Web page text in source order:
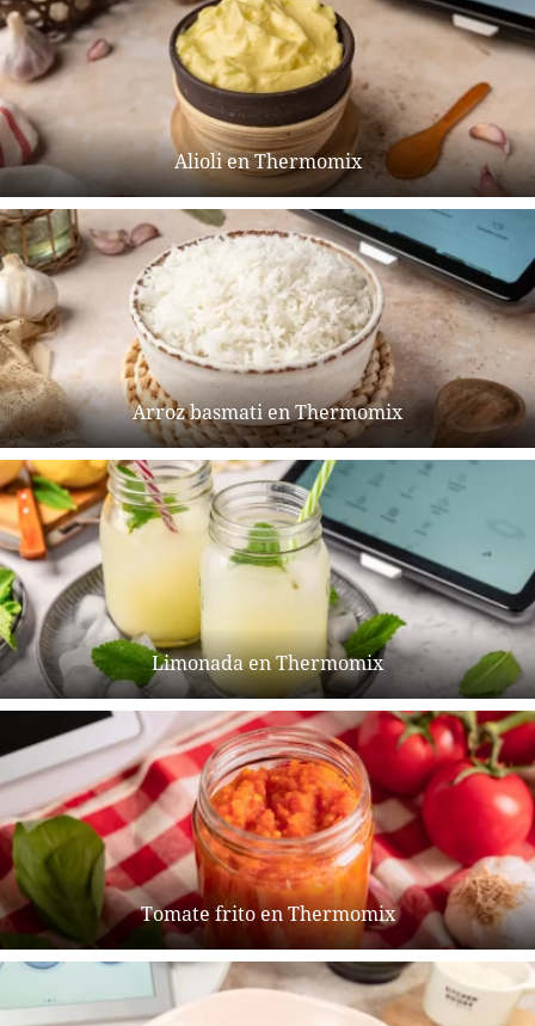
Alioli en Thermomix
Arroz basmati en Thermomix
Limonada en Thermomix
Tomate frito en Thermomix